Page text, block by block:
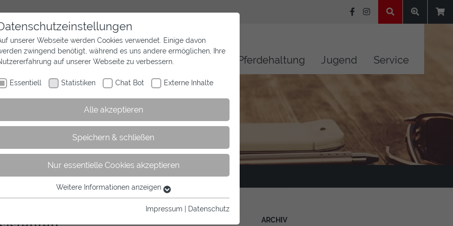
Aktuelles Wir sind Westfalen Pferdehaltung Jugend Service
ARCHIV
unserer Webseite werden Cookies verwendet. Einige davon
zwingend benötigt, während es uns andere ermöglichen, Ihre
auf unserer Webseite zu verbessern.
Essentiell Statistiken Chat Bot Externe Inhalte
Alle akzeptieren
Speichern & schließen
Nur essentielle Cookies akzeptieren
Essentielle Cookies werden für grundlegende Funktionen der
Weitere Informationen anzeigen
Impressum Datenschutz